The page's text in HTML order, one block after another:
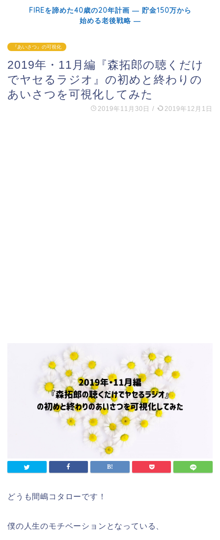
FIREを諦めた40歳の20年計画 ― 貯金150万から
始める老後戦略 ―
『あいさつ』の可視化
2019年・11月編『森拓郎の聴くだけ
でヤセるラジオ』の初めと終わりの
あいさつを可視化してみた
2019年11月30日 / 2019年12月1日
どうも間嶋コタローです！
僕の人生のモチベーションとなっている、